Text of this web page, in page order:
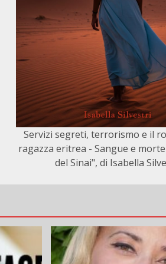
Servizi segreti, terrorismo e il
ragazza eritrea - Sangue e
del Sinai", di Isabella